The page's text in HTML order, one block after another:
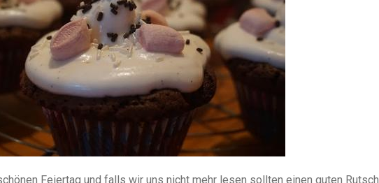
Feiertag und falls wir uns nicht mehr lesen sollten einen guten Rutsch